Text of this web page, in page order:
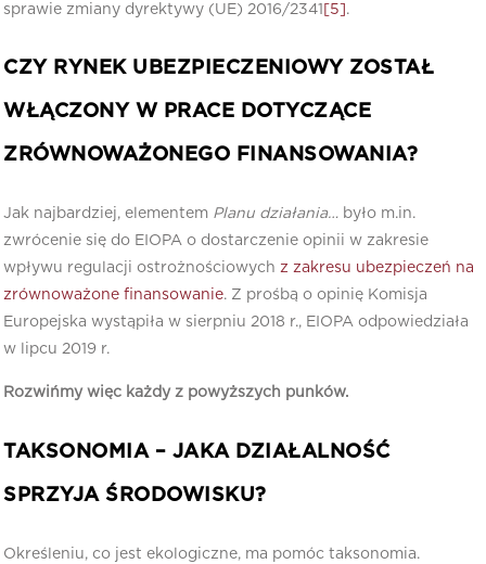
sprawie zmiany dyrektywy (UE) 2016/2341 [5] .
CZY RYNEK UBEZPIECZENIOWY ZOSTAŁ
WŁĄCZONY W PRACE DOTYCZĄCE
ZRÓWNOWAŻONEGO FINANSOWANIA?
Jak najbardziej, elementem Planu działania… było m.in.
zwrócenie się do EIOPA o dostarczenie opinii w zakresie
wpływu regulacji ostrożnościowych z zakresu ubezpieczeń na
zrównoważone finansowanie. Z prośbą o opinię Komisja
Europejska wystąpiła w sierpniu 2018 r., EIOPA odpowiedziała
w lipcu 2019 r.
Rozwińmy więc każdy z powyższych punków.
TAKSONOMIA – JAKA DZIAŁALNOŚĆ
SPRZYJA ŚRODOWISKU?
Określeniu, co jest ekologiczne, ma pomóc taksonomia.